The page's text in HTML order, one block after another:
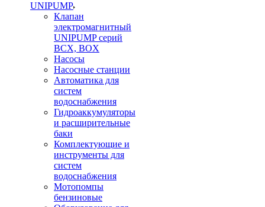
UNIPUMP
Клапан
электромагнитный
UNIPUMP серий
BCX, BOX
Насосы
Насосные станции
Автоматика для
систем
водоснабжения
Гидроаккумуляторы
и расширительные
баки
Комплектующие и
инструменты для
систем
водоснабжения
Мотопомпы
бензиновые